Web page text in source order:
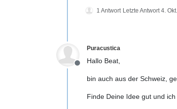
1 Antwort Letzte Antwort 4.
Offline
Puracustica
Hallo Beat,
bin auch aus der Schweiz,
Finde Deine Idee gut und